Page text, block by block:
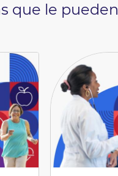
que le pueden